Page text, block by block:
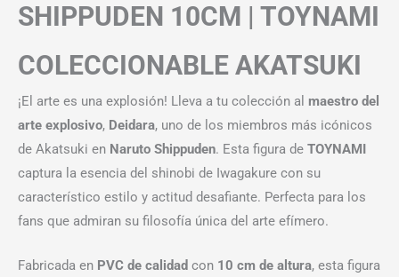
SHIPPUDEN 10CM | TOYNAMI
COLECCIONABLE AKATSUKI
¡El arte es una explosión! Lleva a tu colección al maestro del
arte explosivo, Deidara, uno de los miembros más icónicos
de Akatsuki en Naruto Shippuden. Esta figura de TOYNAMI
captura la esencia del shinobi de Iwagakure con su
característico estilo y actitud desafiante. Perfecta para los
fans que admiran su filosofía única del arte efímero.
Fabricada en PVC de calidad con 10 cm de altura, esta figura